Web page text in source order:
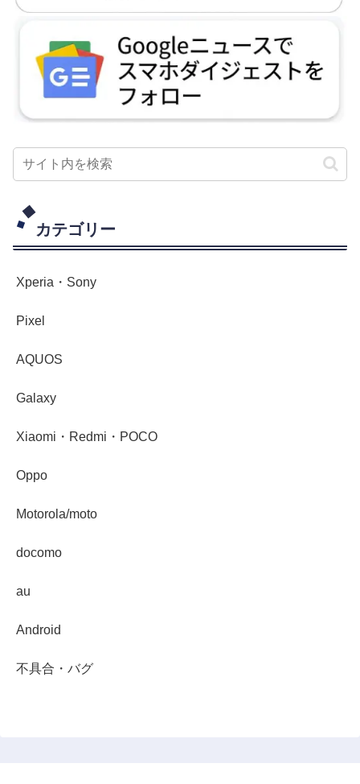
カテゴリー
Xperia・Sony
Pixel
AQUOS
Galaxy
Xiaomi・Redmi・POCO
Oppo
Motorola/moto
docomo
au
Android
不具合・バグ